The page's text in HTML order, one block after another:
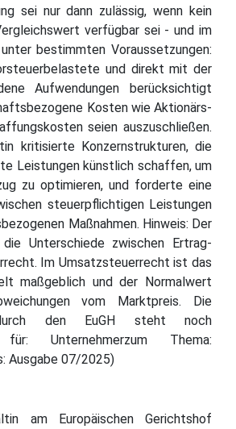
sei nur dann zulässig, wenn kein
verfügbar sei - und im
bestimmten Voraussetzungen:
und direkt mit der
Aufwendungen berücksichtigt
Kosten wie Aktionärs-
seien auszuschließen.
kritisierte Konzernstrukturen, die
Leistungen künstlich schaffen, um
zu optimieren, und forderte eine
steuerpflichtigen Leistungen
Maßnahmen. Hinweis: Der
Unterschiede zwischen Ertrag-
Im Umsatzsteuerrecht ist das
maßgeblich und der Normalwert
vom Marktpreis. Die
durch den EuGH steht noch
für: Unternehmerzum Thema:
Ausgabe 07/2025)
am Europäischen Gerichtshof